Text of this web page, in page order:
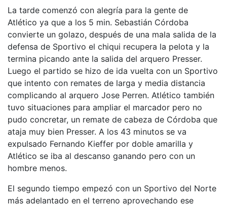
La tarde comenzó con alegría para la gente de
Atlético ya que a los 5 min. Sebastián Córdoba
convierte un golazo, después de una mala salida de la
defensa de Sportivo el chiqui recupera la pelota y la
termina picando ante la salida del arquero Presser.
Luego el partido se hizo de ida vuelta con un Sportivo
que intento con remates de larga y media distancia
complicando al arquero Jose Perren. Atlético también
tuvo situaciones para ampliar el marcador pero no
pudo concretar, un remate de cabeza de Córdoba que
ataja muy bien Presser. A los 43 minutos se va
expulsado Fernando Kieffer por doble amarilla y
Atlético se iba al descanso ganando pero con un
hombre menos.
El segundo tiempo empezó con un Sportivo del Norte
más adelantado en el terreno aprovechando ese